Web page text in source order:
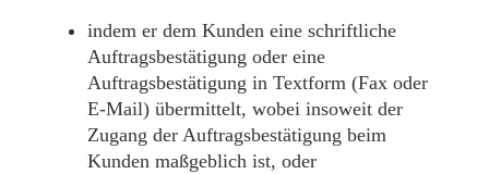
indem er dem Kunden eine schriftliche
Auftragsbestätigung oder eine
Auftragsbestätigung in Textform (Fax oder
E-Mail) übermittelt, wobei insoweit der
Zugang der Auftragsbestätigung beim
Kunden maßgeblich ist, oder